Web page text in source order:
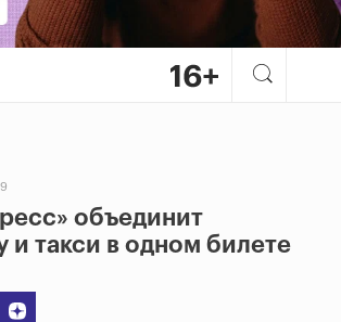
объединит
и такси в одном билете